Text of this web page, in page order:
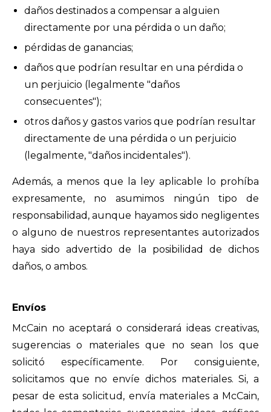
daños destinados a compensar a alguien
directamente por una pérdida o un daño;
pérdidas de ganancias;
daños que podrían resultar en una pérdida o
un perjuicio (legalmente "daños
consecuentes");
otros daños y gastos varios que podrían resultar
directamente de una pérdida o un perjuicio
(legalmente, "daños incidentales").
Además, a menos que la ley aplicable lo prohíba
expresamente, no asumimos ningún tipo de
responsabilidad, aunque hayamos sido negligentes
o alguno de nuestros representantes autorizados
haya sido advertido de la posibilidad de dichos
daños, o ambos.
Envíos
McCain no aceptará o considerará ideas creativas,
sugerencias o materiales que no sean los que
solicitó específicamente. Por consiguiente,
solicitamos que no envíe dichos materiales. Si, a
pesar de esta solicitud, envía materiales a McCain,